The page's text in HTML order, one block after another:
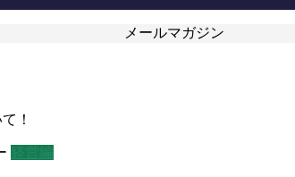
メールマガジン
！
経営編